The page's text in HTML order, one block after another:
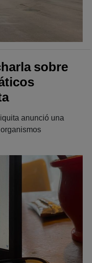
sobre
anunció una